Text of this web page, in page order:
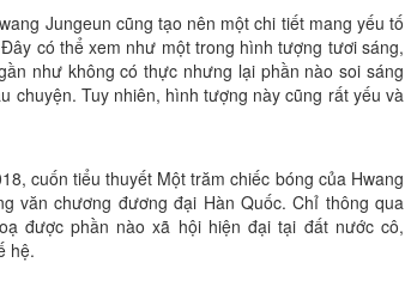
Jungeun cũng tạo nên một chi tiết mang yếu tố
có thể xem như một trong hình tượng tươi sáng,
như không có thực nhưng lại phần nào soi sáng
chuyện. Tuy nhiên, hình tượng này cũng rất yếu và
cuốn tiểu thuyết Một trăm chiếc bóng của Hwang
văn chương đương đại Hàn Quốc. Chỉ thông qua
được phần nào xã hội hiện đại tại đất nước cô,
hệ.